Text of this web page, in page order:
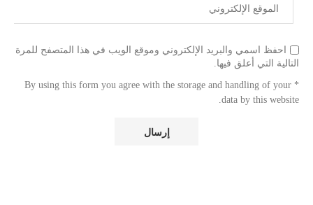
احفظ اسمي والبريد الإلكتروني وموقع الويب في هذا المتصفح للمرة
التالية التي أعلق فيها.
* By using this form you agree with the storage and handling of your
data by this website.